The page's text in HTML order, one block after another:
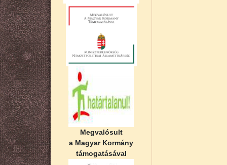
Megvalósult
a Magyar Kormány
támogatásával